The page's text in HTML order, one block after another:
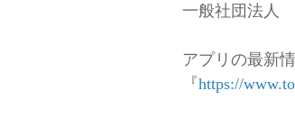
一般社団法人
アプリの最新
『https://